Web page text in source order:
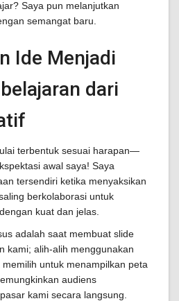
Saya pun melanjutkan
semangat baru.
Ide Menjadi
dari
terbentuk sesuai harapan—
awal saya! Saya
tersendiri ketika menyaksikan
berkolaborasi untuk
kuat dan jelas.
adalah saat membuat slide
kami; alih-alih menggunakan
untuk menampilkan peta
audiens
kami secara langsung.